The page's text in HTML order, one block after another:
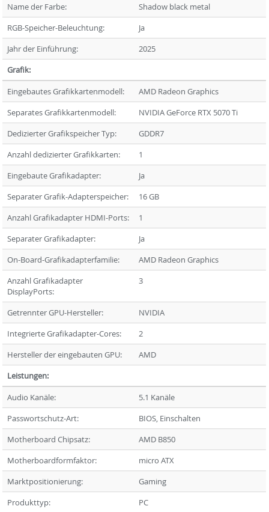
Name der Farbe:
Shadow black metal
RGB-Speicher-Beleuchtung:
Ja
Jahr der Einführung:
2025
Grafik:
Eingebautes Grafikkartenmodell:
AMD Radeon Graphics
Separates Grafikkartenmodell:
NVIDIA GeForce RTX 5070 Ti
Dedizierter Grafikspeicher Typ:
GDDR7
Anzahl dedizierter Grafikkarten:
1
Eingebaute Grafikadapter:
Ja
Separater Grafik-Adapterspeicher:
16 GB
Anzahl Grafikadapter HDMI-Ports:
1
Separater Grafikadapter:
Ja
On-Board-Grafikadapterfamilie:
AMD Radeon Graphics
Anzahl Grafikadapter
DisplayPorts:
3
Getrennter GPU-Hersteller:
NVIDIA
Integrierte Grafikadapter-Cores:
2
Hersteller der eingebauten GPU:
AMD
Leistungen:
Audio Kanäle:
5.1 Kanäle
Passwortschutz-Art:
BIOS, Einschalten
Motherboard Chipsatz:
AMD B850
Motherboardformfaktor:
micro ATX
Marktpositionierung:
Gaming
Produkttyp:
PC